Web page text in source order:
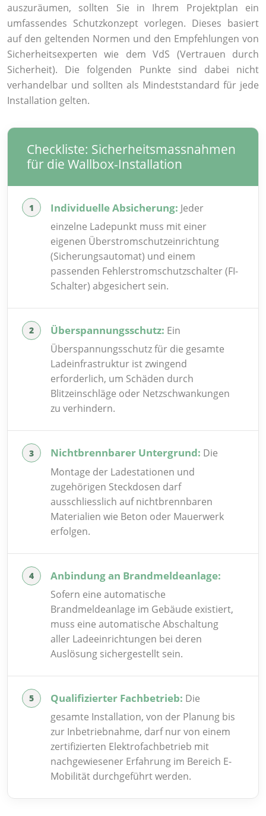
auszuräumen, sollten Sie in Ihrem Projektplan ein
umfassendes Schutzkonzept vorlegen. Dieses basiert
auf den geltenden Normen und den Empfehlungen von
Sicherheitsexperten wie dem VdS (Vertrauen durch
Sicherheit). Die folgenden Punkte sind dabei nicht
verhandelbar und sollten als Mindeststandard für jede
Installation gelten.
Checkliste: Sicherheitsmassnahmen
für die Wallbox-Installation
Individuelle Absicherung: Jeder
einzelne Ladepunkt muss mit einer
eigenen Überstromschutzeinrichtung
(Sicherungsautomat) und einem
passenden Fehlerstromschutzschalter (FI-
Schalter) abgesichert sein.
Überspannungsschutz: Ein
Überspannungsschutz für die gesamte
Ladeinfrastruktur ist zwingend
erforderlich, um Schäden durch
Blitzeinschläge oder Netzschwankungen
zu verhindern.
Nichtbrennbarer Untergrund: Die
Montage der Ladestationen und
zugehörigen Steckdosen darf
ausschliesslich auf nichtbrennbaren
Materialien wie Beton oder Mauerwerk
erfolgen.
Anbindung an Brandmeldeanlage:
Sofern eine automatische
Brandmeldeanlage im Gebäude existiert,
muss eine automatische Abschaltung
aller Ladeeinrichtungen bei deren
Auslösung sichergestellt sein.
Qualifizierter Fachbetrieb: Die
gesamte Installation, von der Planung bis
zur Inbetriebnahme, darf nur von einem
zertifizierten Elektrofachbetrieb mit
nachgewiesener Erfahrung im Bereich E-
Mobilität durchgeführt werden.